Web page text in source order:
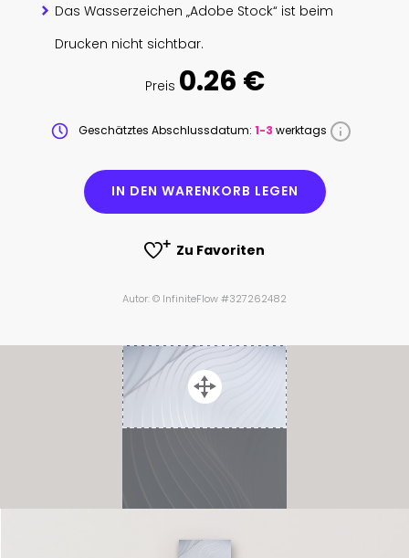
Das Wasserzeichen „Adobe Stock“ ist beim
Drucken nicht sichtbar.
Preis 0.26 €
Geschätztes Abschlussdatum: 1-3 werktags
IN DEN WARENKORB LEGEN
Zu Favoriten
Autor: © InfiniteFlow #327262482